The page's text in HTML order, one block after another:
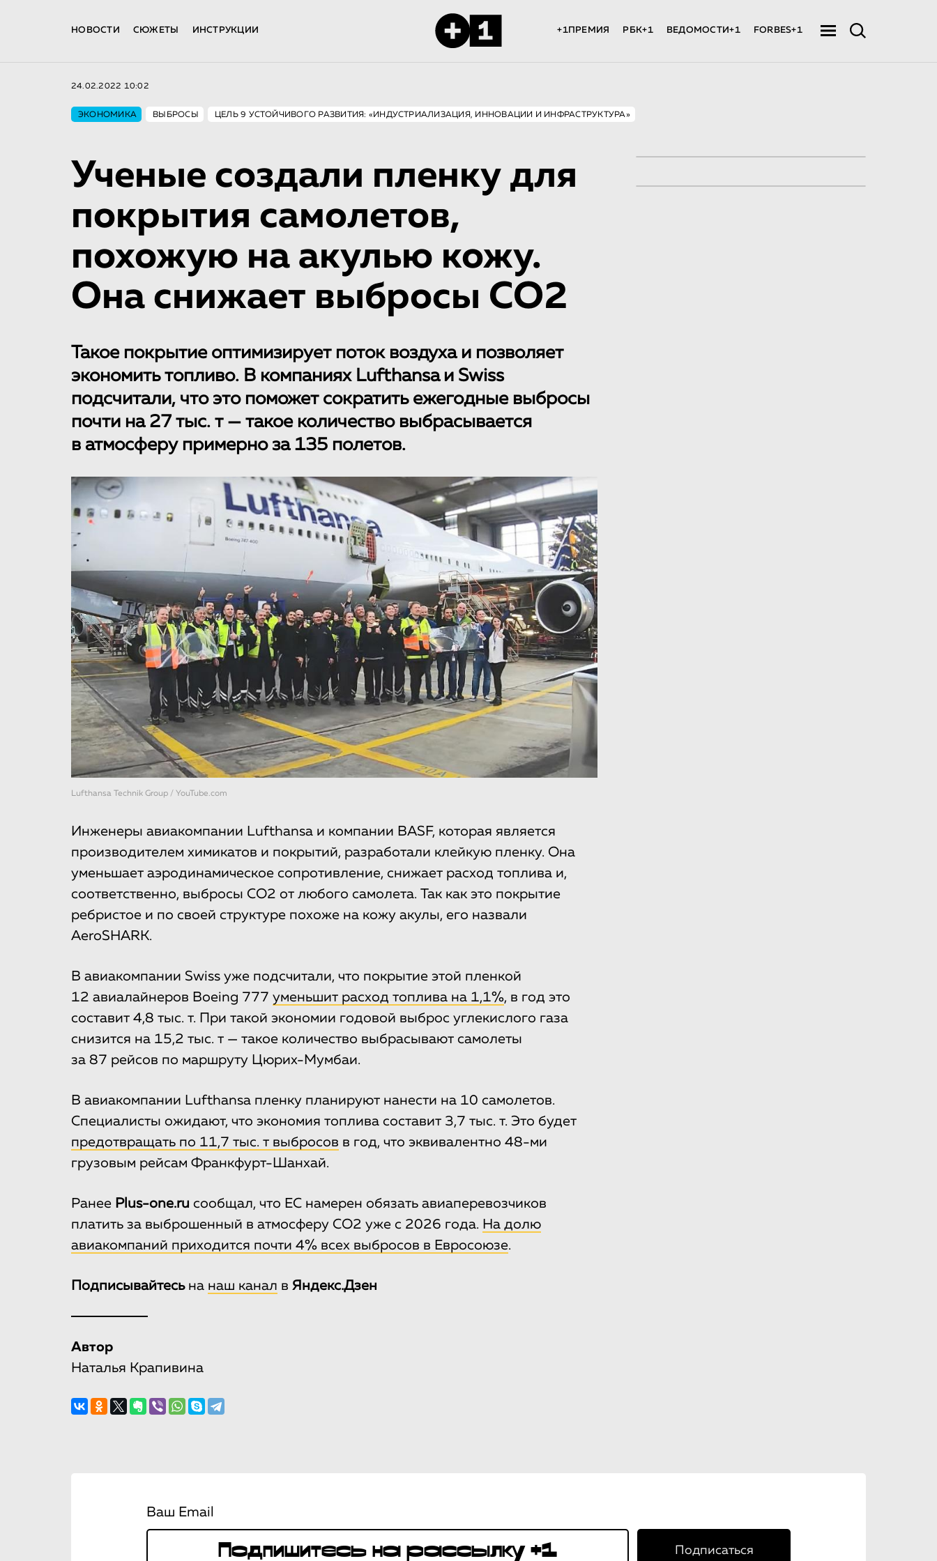
НОВОСТИ СЮЖЕТЫ ИНСТРУКЦИИ +1ПРЕМИЯ РБК+1 ВЕДОМОСТИ+1 FORBES+1
24.02.2022 10:02
ЭКОНОМИКА ВЫБРОСЫ ЦЕЛЬ 9 УСТОЙЧИВОГО РАЗВИТИЯ: «ИНДУСТРИАЛИЗАЦИЯ, ИННОВАЦИИ И ИНФРАСТРУКТУРА»
Ученые создали пленку для
покрытия самолетов,
похожую на акулью кожу.
Она снижает выбросы CO2
Такое покрытие оптимизирует поток воздуха и позволяет
экономить топливо. В компаниях Lufthansa и Swiss
подсчитали, что это поможет сократить ежегодные выбросы
почти на 27 тыс. т — такое количество выбрасывается
в атмосферу примерно за 135 полетов.
Lufthansa Technik Group / YouTube.com
Инженеры авиакомпании Lufthansa и компании BASF, которая является
производителем химикатов и покрытий, разработали клейкую пленку. Она
уменьшает аэродинамическое сопротивление, снижает расход топлива и,
соответственно, выбросы CO2 от любого самолета. Так как это покрытие
ребристое и по своей структуре похоже на кожу акулы, его назвали
AeroSHARK.
В авиакомпании Swiss уже подсчитали, что покрытие этой пленкой
12 авиалайнеров Boeing 777 уменьшит расход топлива на 1,1%, в год это
составит 4,8 тыс. т. При такой экономии годовой выброс углекислого газа
снизится на 15,2 тыс. т — такое количество выбрасывают самолеты
за 87 рейсов по маршруту Цюрих-Мумбаи.
В авиакомпании Lufthansa пленку планируют нанести на 10 самолетов.
Специалисты ожидают, что экономия топлива составит 3,7 тыс. т. Это будет
предотвращать по 11,7 тыс. т выбросов в год, что эквивалентно 48-ми
грузовым рейсам Франкфурт-Шанхай.
Ранее Plus-one.ru сообщал, что ЕС намерен обязать авиаперевозчиков
платить за выброшенный в атмосферу CO2 уже с 2026 года. На долю
авиакомпаний приходится почти 4% всех выбросов в Евросоюзе.
Подписывайтесьна наш канал в Яндекс.Дзен
Автор
Наталья Крапивина
Ваш Email
Подписаться